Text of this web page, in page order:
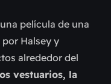
película de una
Halsey y
alrededor del
vestuarios, la